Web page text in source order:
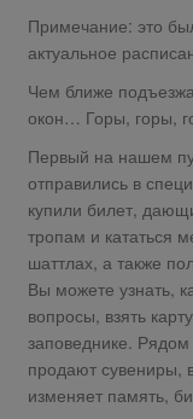
Примечание: это
актуальное
Чем ближе
окон… Горы, горы,
Первый на нашем
отправились в
купили билет,
тропам и кататься
шаттлах, а также
Вы можете узнать,
вопросы, взять
заповеднике.
продают сувениры,
изменяет память,